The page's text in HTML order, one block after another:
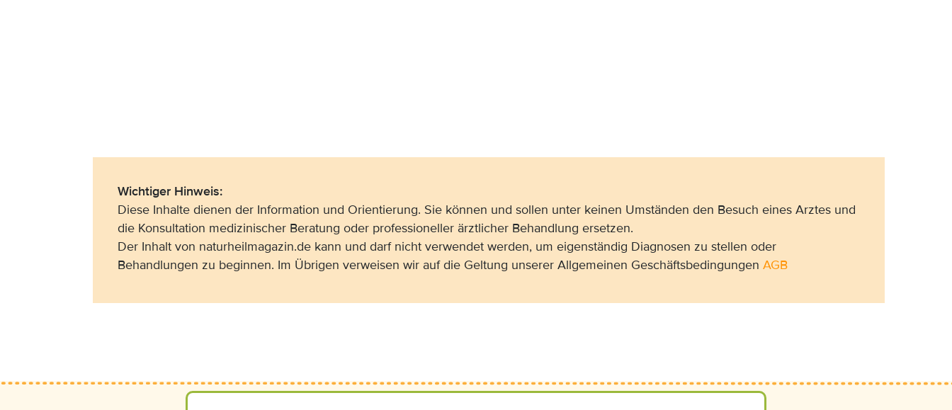
Wichtiger Hinweis:
Diese Inhalte dienen der Information und Orientierung. Sie können und sollen unter keinen Umständen den Besuch eines Arztes und
die Konsultation medizinischer Beratung oder professioneller ärztlicher Behandlung ersetzen.
Der Inhalt von naturheilmagazin.de kann und darf nicht verwendet werden, um eigenständig Diagnosen zu stellen oder
Behandlungen zu beginnen. Im Übrigen verweisen wir auf die Geltung unserer Allgemeinen Geschäftsbedingungen AGB